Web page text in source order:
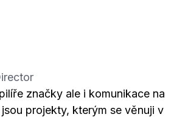
značky ale i komunikace na
projekty, kterým se věnuji v